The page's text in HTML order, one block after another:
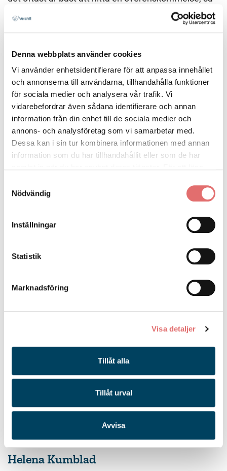
Denna webbplats använder cookies
Vi använder enhetsidentifierare för att anpassa innehållet
och annonserna till användarna, tillhandahålla funktioner
för sociala medier och analysera vår trafik. Vi
vidarebefordrar även sådana identifierare och annan
information från din enhet till de sociala medier och
annons- och analysföretag som vi samarbetar med.
Dessa kan i sin tur kombinera informationen med annan
information som du har tillhandahållit eller som de har
mer här.
Nödvändig
Inställningar
Statistik
Marknadsföring
Visa detaljer
Tillåt alla
Tillåt urval
Avvisa
att ni båda kan gå vidare med era respektive liv.
Vi rekommenderar alltid att ni försöker hitta en
frivillig överenskommelse. Går inte det så finns vi här
för dig. Om du har frågor om bodelning erbjuder vi
tjugo minuters kostnadsfri rådgivning per telefon. Vill
du sedan fortsätta ta hjälp av oss kommer du och
juristen prata om pris för uppdraget. Vi arbetar på
löpande timdebitering där vår taxa i ärenden om
Helena Kumblad